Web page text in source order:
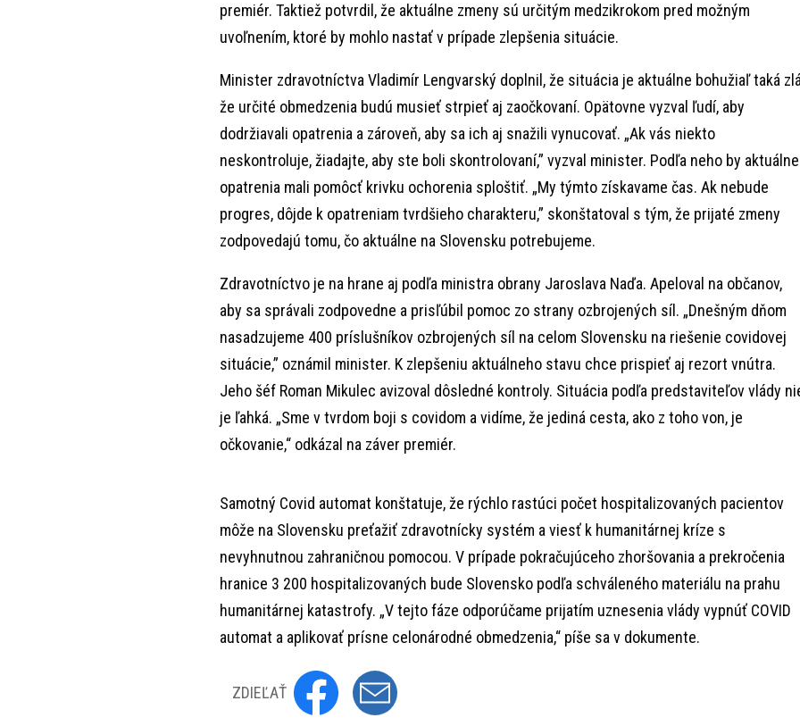
premiér. Taktiež potvrdil, že aktuálne zmeny sú určitým medzikrokom pred možným
uvoľnením, ktoré by mohlo nastať v prípade zlepšenia situácie.
Minister zdravotníctva Vladimír Lengvarský doplnil, že situácia je aktuálne bohužiaľ taká
že určité obmedzenia budú musieť strpieť aj zaočkovaní. Opätovne vyzval ľudí, aby
dodržiavali opatrenia a zároveň, aby sa ich aj snažili vynucovať. „Ak vás niekto
neskontroluje, žiadajte, aby ste boli skontrolovaní,” vyzval minister. Podľa neho by aktuálne
opatrenia mali pomôcť krivku ochorenia sploštiť. „My týmto získavame čas. Ak nebude
progres, dôjde k opatreniam tvrdšieho charakteru,” skonštatoval s tým, že prijaté zmeny
zodpovedajú tomu, čo aktuálne na Slovensku potrebujeme.
Zdravotníctvo je na hrane aj podľa ministra obrany Jaroslava Naďa. Apeloval na občanov,
aby sa správali zodpovedne a prisľúbil pomoc zo strany ozbrojených síl. „Dnešným dňom
nasadzujeme 400 príslušníkov ozbrojených síl na celom Slovensku na riešenie covidovej
situácie,” oznámil minister. K zlepšeniu aktuálneho stavu chce prispieť aj rezort vnútra.
Jeho šéf Roman Mikulec avizoval dôsledné kontroly. Situácia podľa predstaviteľov vlády
je ľahká. „Sme v tvrdom boji s covidom a vidíme, že jediná cesta, ako z toho von, je
očkovanie,“ odkázal na záver premiér.
Samotný Covid automat konštatuje, že rýchlo rastúci počet hospitalizovaných pacientov
môže na Slovensku preťažiť zdravotnícky systém a viesť k humanitárnej kríze s
nevyhnutnou zahraničnou pomocou. V prípade pokračujúceho zhoršovania a prekročenia
hranice 3 200 hospitalizovaných bude Slovensko podľa schváleného materiálu na prahu
humanitárnej katastrofy. „V tejto fáze odporúčame prijatím uznesenia vlády vypnúť COVID
automat a aplikovať prísne celonárodné obmedzenia,“ píše sa v dokumente.
ZDIEĽAŤ